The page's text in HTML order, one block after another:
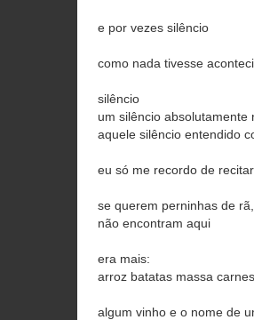
e por vezes silêncio
como nada tivesse
silêncio
um silêncio absolutamente
aquele silêncio entendido
eu só me recordo de
se querem perninhas de
não encontram aqui
era mais:
arroz batatas massa
algum vinho e o nome de